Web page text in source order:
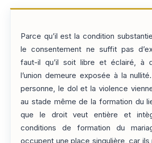
Parce qu’il est la condition
le consentement ne suffit pas
faut-il qu’il soit libre et éclairé, à
l’union demeure exposée à la
personne, le dol et la violence
au stade même de la formation du
que le droit veut entière et
conditions de formation du
occupent une place singulière, car ils